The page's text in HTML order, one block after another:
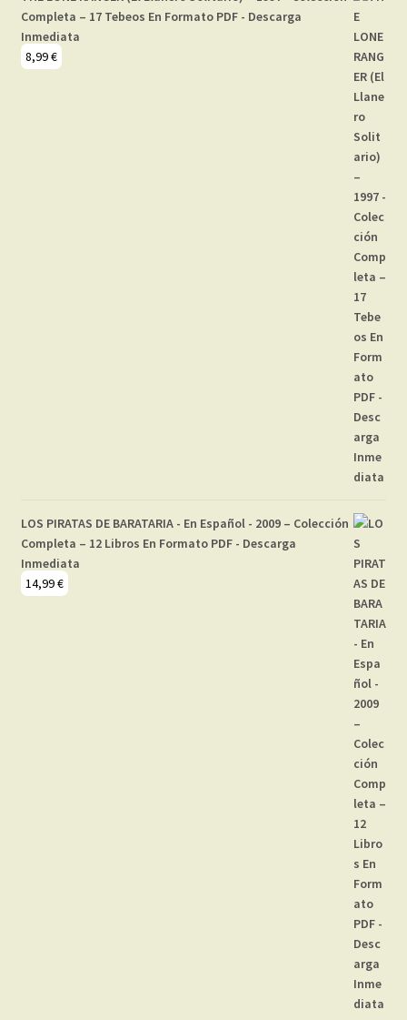
Completa – 17 Tebeos En Formato PDF - Descarga
Inmediata
8,99€
LOS PIRATAS DE BARATARIA - En Español - 2009 – Colección
Completa – 12 Libros En Formato PDF - Descarga
Inmediata
14,99€